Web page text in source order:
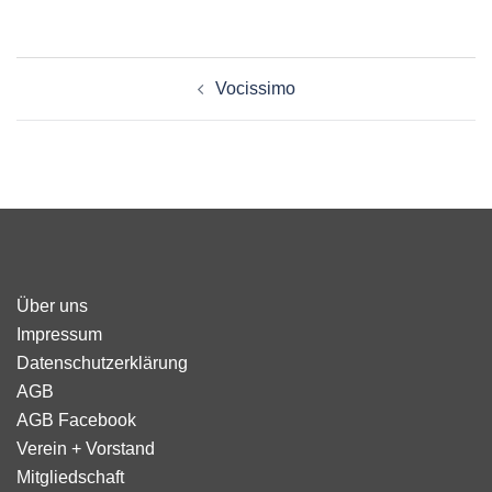
Vocissimo
Über uns
Impressum
Datenschutzerklärung
AGB
AGB Facebook
Verein + Vorstand
Mitgliedschaft